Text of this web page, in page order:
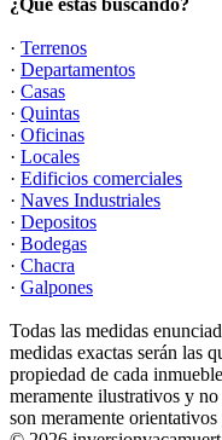
¿Qué estás buscando?
· Terrenos
· Departamentos
· Casas
· Quintas
· Oficinas
· Locales
· Edificios comerciales
· Naves Industriales
· Depositos
· Bodegas
· Chacra
· Galpones
Todas las medidas
medidas exactas serán las
propiedad de cada
meramente ilustrativos y
son meramente